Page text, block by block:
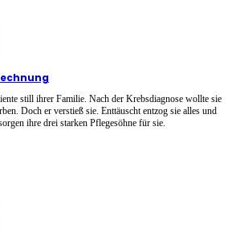
still ihrer Familie. Nach der Krebsdiagnose wollte sie
Doch er verstieß sie. Enttäuscht entzog sie alles und
ihre drei starken Pflegesöhne für sie.